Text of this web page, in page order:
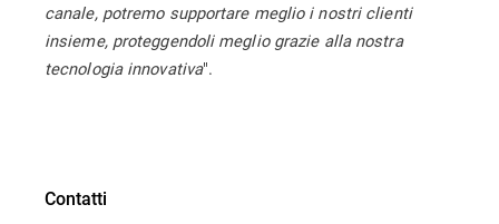
canale, potremo supportare meglio i nostri clienti
insieme, proteggendoli meglio grazie alla nostra
tecnologia innovativa".
Contatti